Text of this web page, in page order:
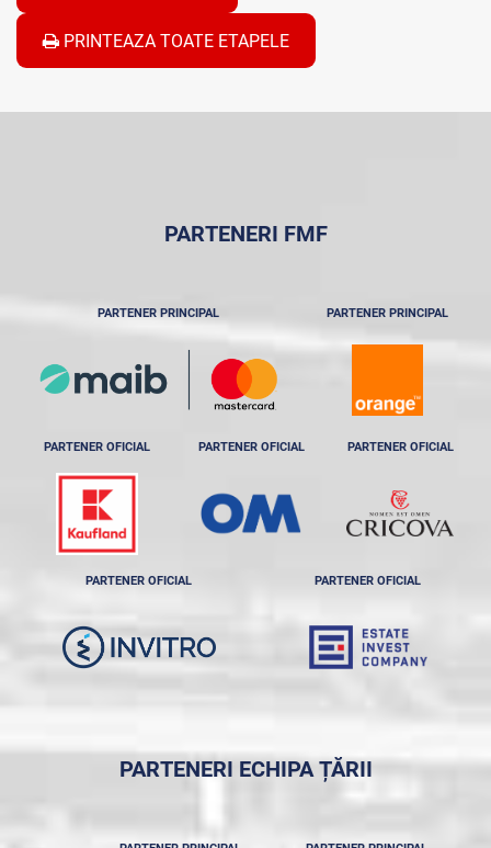
PRINTEAZA TOATE ETAPELE
PARTENERI FMF
PARTENER PRINCIPAL PARTENER PRINCIPAL
PARTENER OFICIAL PARTENER OFICIAL PARTENER OFICIAL
PARTENER OFICIAL PARTENER OFICIAL
PARTENERI ECHIPA ȚĂRII